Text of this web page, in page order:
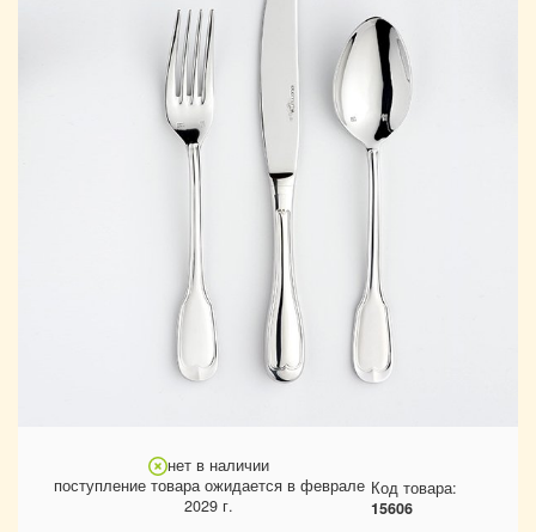
нет в наличии
поступление товара ожидается в феврале
2029 г.
Код товара:
15606